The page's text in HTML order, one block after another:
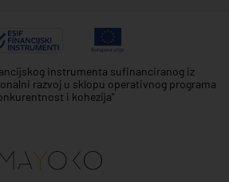
instrumenta sufinanciranog iz
razvoj u sklopu operativnog programa
i kohezija"